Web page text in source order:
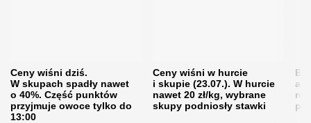
Ceny wiśni dziś.
W skupach spadły nawet
o 40%. Część punktów
przyjmuje owoce tylko do
13:00
Ceny wiśni w hurcie
i skupie (23.07.). W hurcie
nawet 20 zł/kg, wybrane
skupy podniosły stawki